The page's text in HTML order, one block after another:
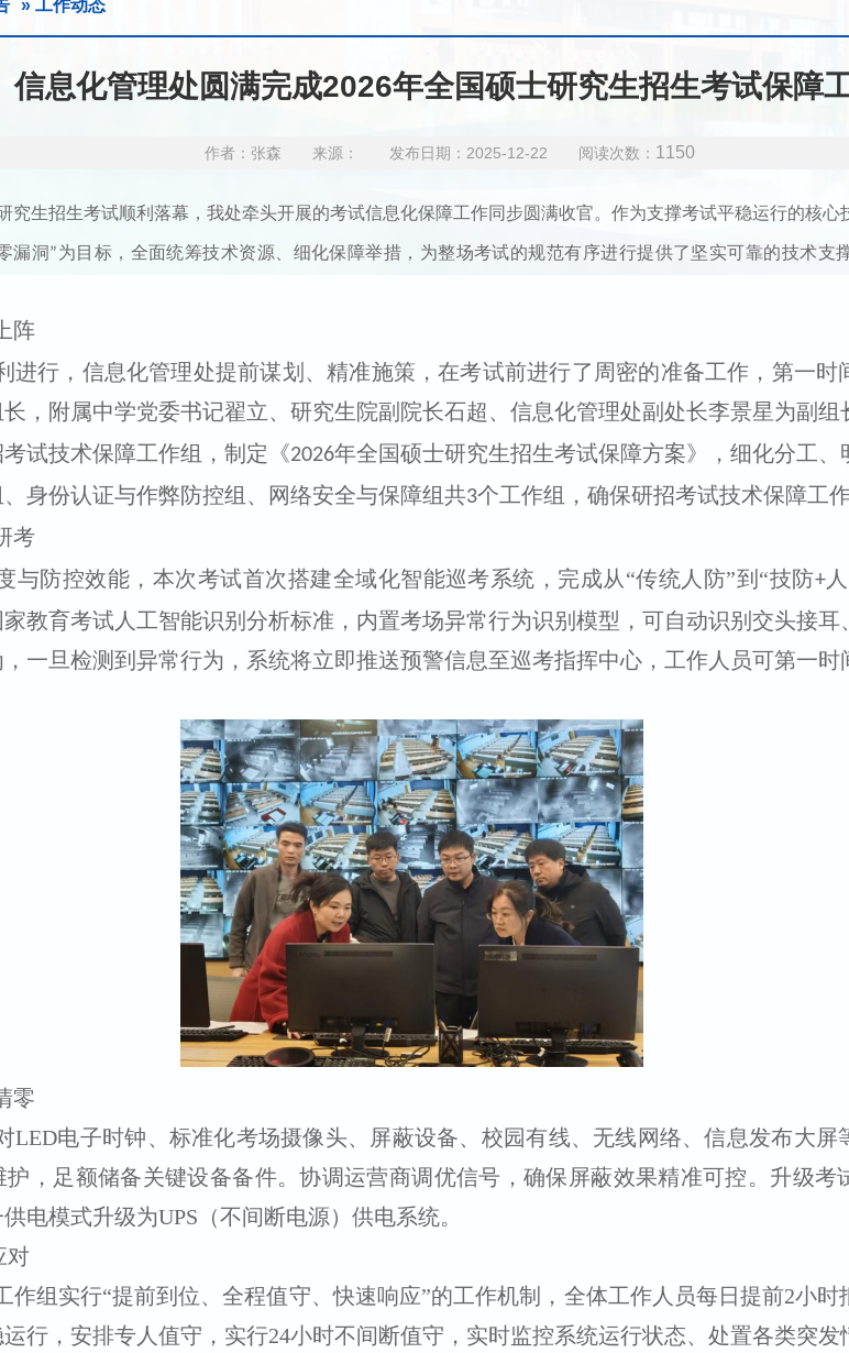
» 工作动态
信息化管理处圆满完成2026年全国硕士研究生招生考试保障
作者：张森 来源： 发布日期：2025-12-22 阅读次数： 1150
究生招生考试顺利落幕， 我处牵头开展的考试信息化保障工作同步圆满收官。作为支撑考试平稳运行的核心
漏洞”为目标，全面统筹技术资源、细化保障举措，为整场考试的规范有序进行提供了坚实可靠的技术支
阵
进行，信息化管理处提前谋划、精准施策，在考试前进行了周密的准备工作，第一时
，附属中学党委书记翟立、研究生院副院长石超、信息化管理处副处长李景星为副组
试技术保障工作组，制定《2026年全国硕士研究生招生考试保障方案》，细化分工、
身份认证与作弊防控组、网络安全与保障组共3个工作组，确保研招考试技术保障工
考
与防控效能，本次考试首次搭建全域化智能巡考系统，完成从“传统人防”到“技防+
教育考试人工智能识别分析标准，内置考场异常行为识别模型，可自动识别交头接耳
一旦检测到异常行为，系统将立即推送预警信息至巡考指挥中心，工作人员可第一时
零
LED电子时钟、标准化考场摄像头、屏蔽设备、校园有线、无线网络、信息发布大屏
，足额储备关键设备备件。协调运营商调优信号，确保屏蔽效果精准可控。升级考
电模式升级为UPS（不间断电源）供电系统。
对
作组实行“提前到位、全程值守、快速响应”的工作机制，全体工作人员每日提前2小时
行，安排专人值守，实行24小时不间断值守，实时监控系统运行状态、处置各类突发